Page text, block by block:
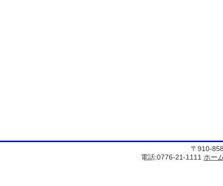
〒910-
電話:0776-21-1111 ホー